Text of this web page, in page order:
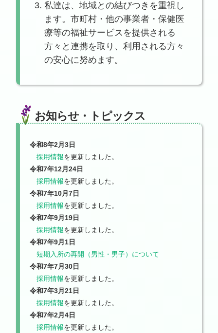
私達は、地域との結びつきを重視し
ます。市町村・他の事業者・保健医
療等の福祉サービスを提供される
方々と連携を取り、利用される方々
の安心に努めます。
お知らせ・トピックス
令和8年2月3日
採用情報を更新しました。
令和7年12月24日
採用情報を更新しました。
令和7年10月7日
採用情報を更新しました。
令和7年9月19日
採用情報を更新しました。
令和7年9月1日
短期入所の再開（男性・男子）について
令和7年7月30日
採用情報を更新しました。
令和7年3月21日
採用情報を更新しました。
令和7年2月4日
採用情報を更新しました。